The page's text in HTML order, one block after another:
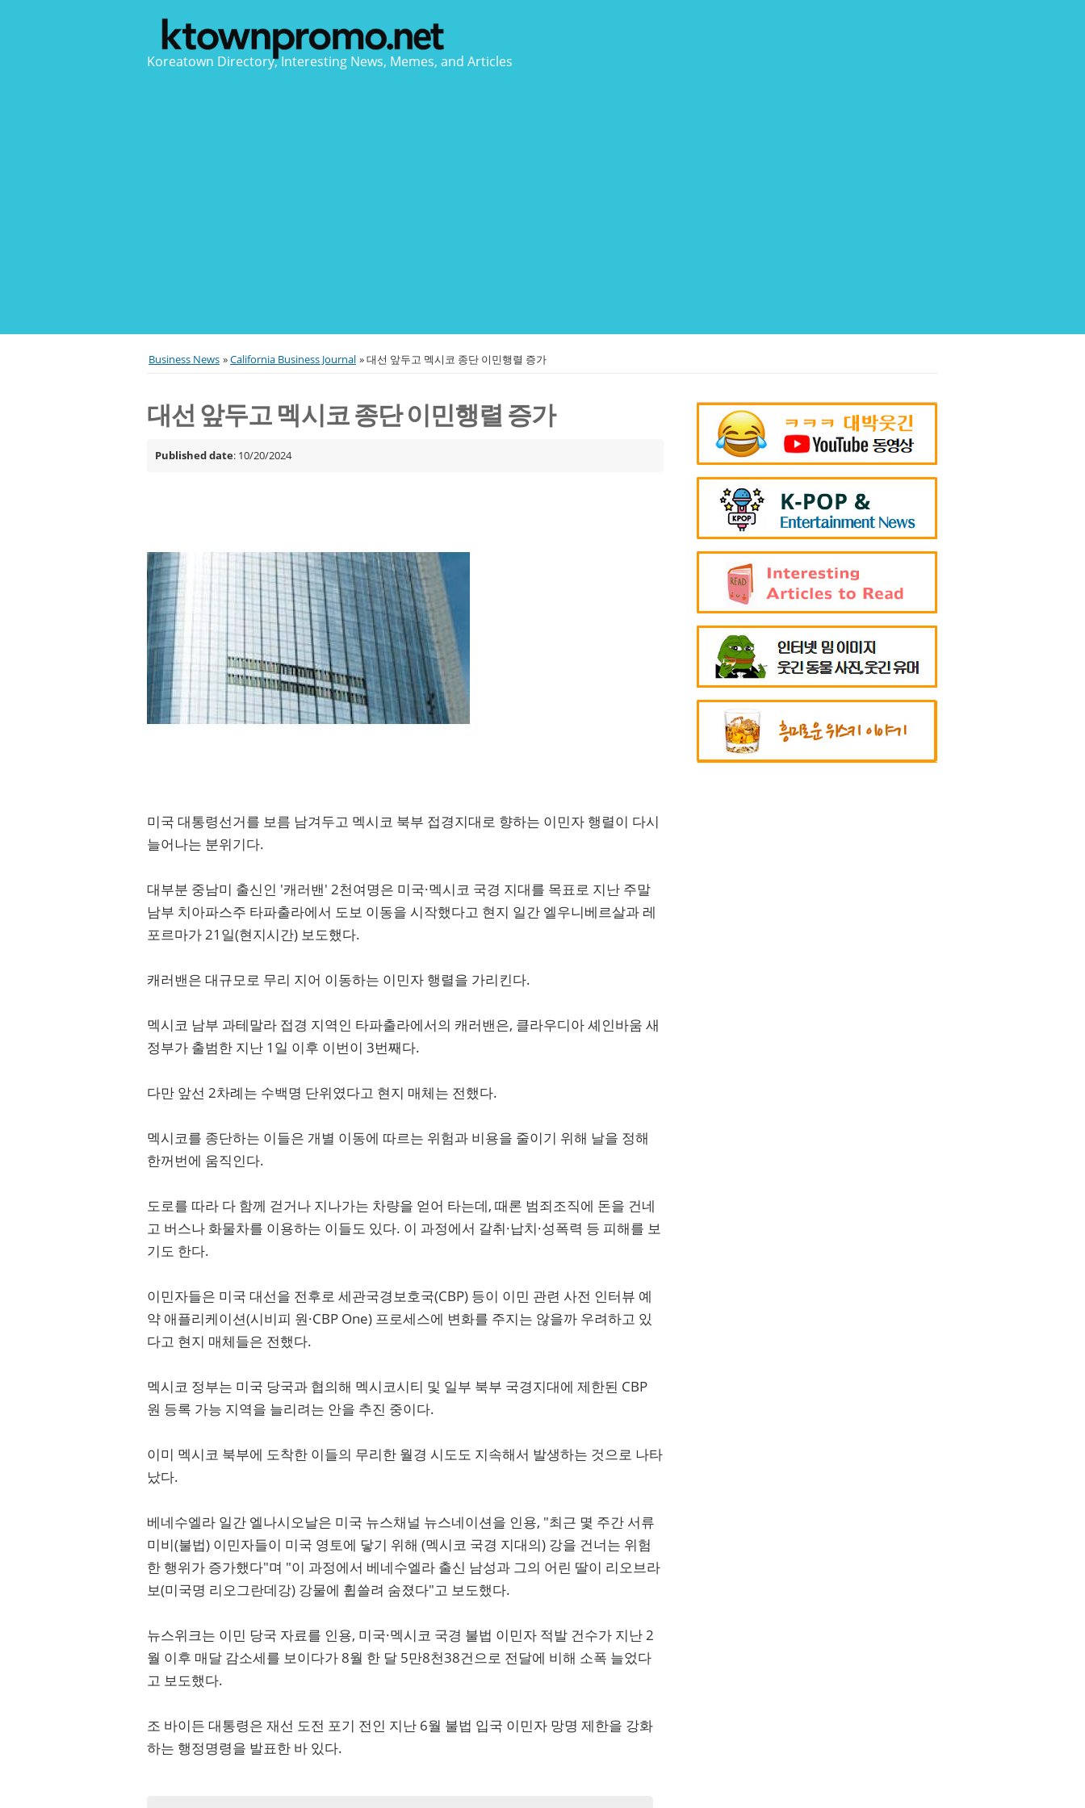
Koreatown Directory, Interesting News, Memes, and Articles
Business News »California Business Journal »대선 앞두고 멕시코 종단 이민행렬 증가
대선 앞두고 멕시코 종단 이민행렬 증가
Published date: 10/20/2024
미국 대통령선거를 보름 남겨두고 멕시코 북부 접경지대로 향하는 이민자 행렬이 다시
늘어나는 분위기다.
대부분 중남미 출신인 '캐러밴' 2천여명은 미국·멕시코 국경 지대를 목표로 지난 주말
남부 치아파스주 타파출라에서 도보 이동을 시작했다고 현지 일간 엘우니베르살과 레
포르마가 21일(현지시간) 보도했다.
캐러밴은 대규모로 무리 지어 이동하는 이민자 행렬을 가리킨다.
멕시코 남부 과테말라 접경 지역인 타파출라에서의 캐러밴은, 클라우디아 셰인바움 새
정부가 출범한 지난 1일 이후 이번이 3번째다.
다만 앞선 2차례는 수백명 단위였다고 현지 매체는 전했다.
멕시코를 종단하는 이들은 개별 이동에 따르는 위험과 비용을 줄이기 위해 날을 정해
한꺼번에 움직인다.
도로를 따라 다 함께 걷거나 지나가는 차량을 얻어 타는데, 때론 범죄조직에 돈을 건네
고 버스나 화물차를 이용하는 이들도 있다. 이 과정에서 갈취·납치·성폭력 등 피해를 보
기도 한다.
이민자들은 미국 대선을 전후로 세관국경보호국(CBP) 등이 이민 관련 사전 인터뷰 예
약 애플리케이션(시비피 원·CBP One) 프로세스에 변화를 주지는 않을까 우려하고 있
다고 현지 매체들은 전했다.
멕시코 정부는 미국 당국과 협의해 멕시코시티 및 일부 북부 국경지대에 제한된 CBP
원 등록 가능 지역을 늘리려는 안을 추진 중이다.
이미 멕시코 북부에 도착한 이들의 무리한 월경 시도도 지속해서 발생하는 것으로 나타
났다.
베네수엘라 일간 엘나시오날은 미국 뉴스채널 뉴스네이션을 인용, "최근 몇 주간 서류
미비(불법) 이민자들이 미국 영토에 닿기 위해 (멕시코 국경 지대의) 강을 건너는 위험
한 행위가 증가했다"며 "이 과정에서 베네수엘라 출신 남성과 그의 어린 딸이 리오브라
보(미국명 리오그란데강) 강물에 휩쓸려 숨졌다"고 보도했다.
뉴스위크는 이민 당국 자료를 인용, 미국·멕시코 국경 불법 이민자 적발 건수가 지난 2
월 이후 매달 감소세를 보이다가 8월 한 달 5만8천38건으로 전달에 비해 소폭 늘었다
고 보도했다.
조 바이든 대통령은 재선 도전 포기 전인 지난 6월 불법 입국 이민자 망명 제한을 강화
하는 행정명령을 발표한 바 있다.